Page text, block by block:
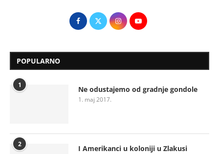
POPULARNO
1 Ne odustajemo od gradnje gondole
1. maj 2017.
2 I Amerikanci u koloniji u Zlakusi